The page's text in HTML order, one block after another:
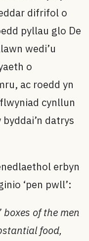
difrifol o
pyllau glo De
wedi’u
o
ac roedd yn
cynllun
datrys
erbyn
‘pen pwll’:
boxes of the men
food,